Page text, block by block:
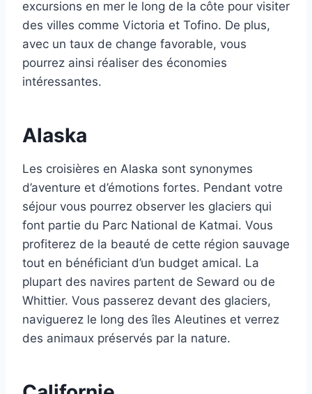
excursions en mer le long de la côte pour visiter
des villes comme Victoria et Tofino. De plus,
avec un taux de change favorable, vous
pourrez ainsi réaliser des économies
intéressantes.
Alaska
Les croisières en Alaska sont synonymes
d’aventure et d’émotions fortes. Pendant votre
séjour vous pourrez observer les glaciers qui
font partie du Parc National de Katmai. Vous
profiterez de la beauté de cette région sauvage
tout en bénéficiant d’un budget amical. La
plupart des navires partent de Seward ou de
Whittier. Vous passerez devant des glaciers,
naviguerez le long des îles Aleutines et verrez
des animaux préservés par la nature.